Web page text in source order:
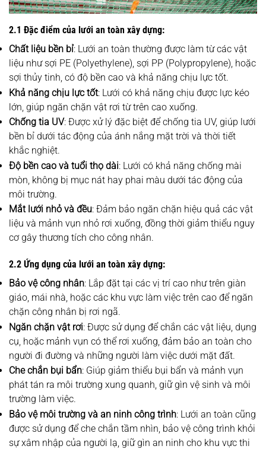
2.1 Đặc điểm của lưới an toàn xây dựng:
Chất liệu bền bỉ: Lưới an toàn thường được làm từ các vật
liệu như sợi PE (Polyethylene), sợi PP (Polypropylene), hoặc
sợi thủy tinh, có độ bền cao và khả năng chịu lực tốt.
Khả năng chịu lực tốt: Lưới có khả năng chịu được lực kéo
lớn, giúp ngăn chặn vật rơi từ trên cao xuống.
Chống tia UV: Được xử lý đặc biệt để chống tia UV, giúp lưới
bền bỉ dưới tác động của ánh nắng mặt trời và thời tiết
khắc nghiệt.
Độ bền cao và tuổi thọ dài: Lưới có khả năng chống mài
mòn, không bị mục nát hay phai màu dưới tác động của
môi trường.
Mắt lưới nhỏ và đều: Đảm bảo ngăn chặn hiệu quả các vật
liệu và mảnh vụn nhỏ rơi xuống, đồng thời giảm thiểu nguy
cơ gây thương tích cho công nhân.
2.2 Ứng dụng của lưới an toàn xây dựng:
Bảo vệ công nhân: Lắp đặt tại các vị trí cao như trên giàn
giáo, mái nhà, hoặc các khu vực làm việc trên cao để ngăn
chặn công nhân bị rơi ngã.
Ngăn chặn vật rơi: Được sử dụng để chắn các vật liệu, dụng
cụ, hoặc mảnh vụn có thể rơi xuống, đảm bảo an toàn cho
người đi đường và những người làm việc dưới mặt đất.
Che chắn bụi bẩn: Giúp giảm thiểu bụi bẩn và mảnh vụn
phát tán ra môi trường xung quanh, giữ gìn vệ sinh và môi
trường làm việc.
Bảo vệ môi trường và an ninh công trình: Lưới an toàn cũng
được sử dụng để che chắn tầm nhìn, bảo vệ công trình khỏi
sự xâm nhập của người lạ, giữ gìn an ninh cho khu vực thi